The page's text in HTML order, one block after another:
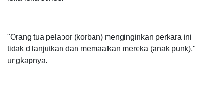
"Orang tua pelapor (korban) menginginkan perkara ini
tidak dilanjutkan dan memaafkan mereka (anak punk),"
ungkapnya.